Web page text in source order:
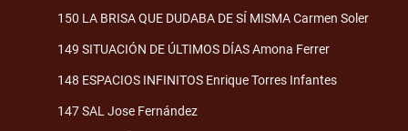
150 LA BRISA QUE DUDABA DE SÍ MISMA Carmen Soler
149 SITUACIÓN DE ÚLTIMOS DÍAS Amona Ferrer
148 ESPACIOS INFINITOS Enrique Torres Infantes
147 SAL Jose Fernández